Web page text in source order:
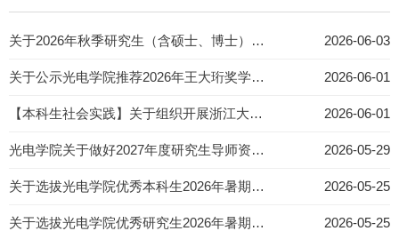
关于2026年秋季研究生（含硕士、博士）学位申请预答辩的通知 2026-06-03
关于公示光电学院推荐2026年王大珩奖学金候选人的通知 2026-06-01
【本科生社会实践】关于组织开展浙江大学2026年新时代 “使命担当”铸魂工程暑期大学生社会实践活动的通知 2026-06-01
光电学院关于做好2027年度研究生导师资格与招生资格申请工作的通知 2026-05-29
关于选拔光电学院优秀本科生2026年暑期赴新加坡对外交流的通知 2026-05-25
关于选拔光电学院优秀研究生2026年暑期赴新加坡对外交流的通知 2026-05-25